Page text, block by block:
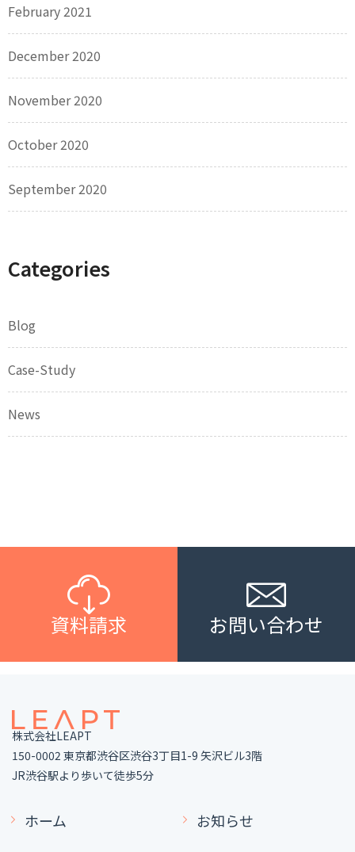
February 2021
December 2020
November 2020
October 2020
September 2020
Categories
Blog
Case-Study
News
資料請求 お問い合わせ
株式会社LEAPT
150-0002 東京都渋谷区渋谷3丁目1-9 矢沢ビル3階
JR渋谷駅より歩いて徒歩5分
ホーム お知らせ